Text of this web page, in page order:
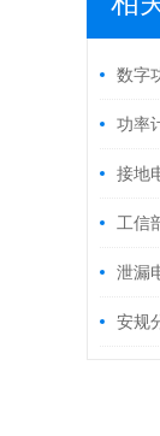
数字
功率
接地
工信
验项目
泄漏
安规